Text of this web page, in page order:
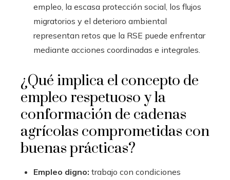
empleo, la escasa protección social, los flujos
migratorios y el deterioro ambiental
representan retos que la RSE puede enfrentar
mediante acciones coordinadas e integrales.
¿Qué implica el concepto de
empleo respetuoso y la
conformación de cadenas
agrícolas comprometidas con
buenas prácticas?
Empleo digno: trabajo con condiciones